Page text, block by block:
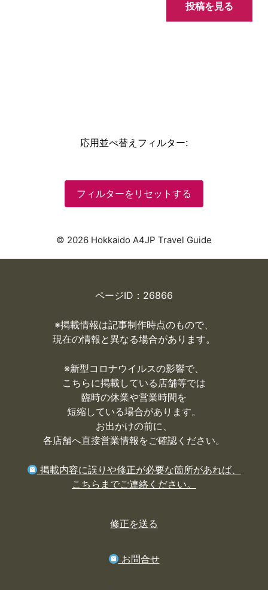
投稿を見る
応用並べ替えフィルター:
フィルターをリセットする
© 2026 Hokkaido A4JP Travel Guide
ページID：26866
※掲載情報は記事制作時点のもので、
現在の情報と異なる場合があります。
※新型コロナウイルスの影響で、
こちらに掲載している店舗等では
臨時の休業や営業時間を
短縮している場合があります。
お出かけの前に、
各店舗へ直接営業情報をご確認ください。
掲載内容に誤りや修正が必要な箇所があれば、
こちらまでご連絡ください。
修正を送る
お問合せ